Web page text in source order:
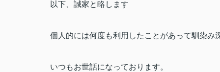
以下、誠家と略します
個人的には何度も利用したことがあって馴染み
いつもお世話になっております。